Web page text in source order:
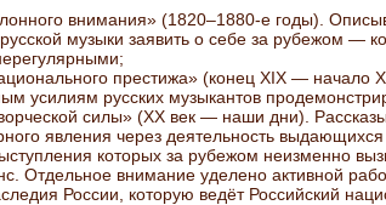
внимания» (1820–1880-е годы).
музыки заявить о себе за рубежом —
престижа» (конец XIX — начало
усилиям русских музыкантов
силы» (XX век — наши дни).
явления через деятельность
которых за рубежом неизменно
Отдельное внимание уделено активной
России, которую ведёт Российский